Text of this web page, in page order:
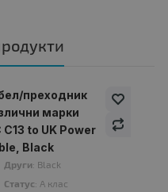
преходник
марки
C13 to UK Power
Black
Други: Black
Статус: А клас